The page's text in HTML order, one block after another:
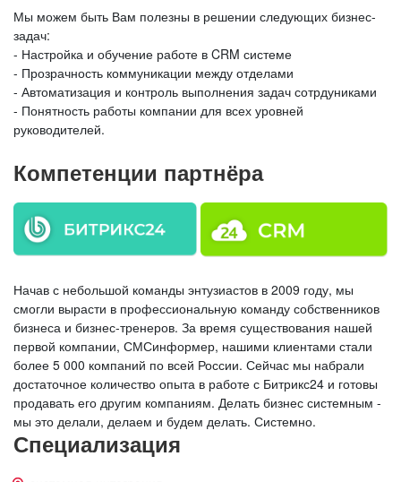
Мы можем быть Вам полезны в решении следующих бизнес-
задач:
- Настройка и обучение работе в CRM системе
- Прозрачность коммуникации между отделами
- Автоматизация и контроль выполнения задач сотрдуниками
- Понятность работы компании для всех уровней
руководителей.
Компетенции партнёра
Начав с небольшой команды энтузиастов в 2009 году, мы
смогли вырасти в профессиональную команду собственников
бизнеса и бизнес-тренеров. За время существования нашей
первой компании, СМСинформер, нашими клиентами стали
более 5 000 компаний по всей России. Сейчас мы набрали
достаточное количество опыта в работе с Битрикс24 и готовы
продавать его другим компаниям. Делать бизнес системным -
мы это делали, делаем и будем делать. Системно.
Специализация